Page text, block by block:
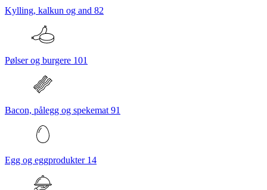
Kylling, kalkun og and 82
Pølser og burgere 101
Bacon, pålegg og spekemat 91
Egg og eggprodukter 14